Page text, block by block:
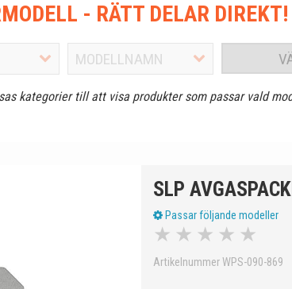
- RÄTT DELAR DIREKT!
kategorier till att visa produkter som passar vald
SLP
Passar följande modeller
★ ★ ★ ★ ★
Artikelnummer WPS-090-869